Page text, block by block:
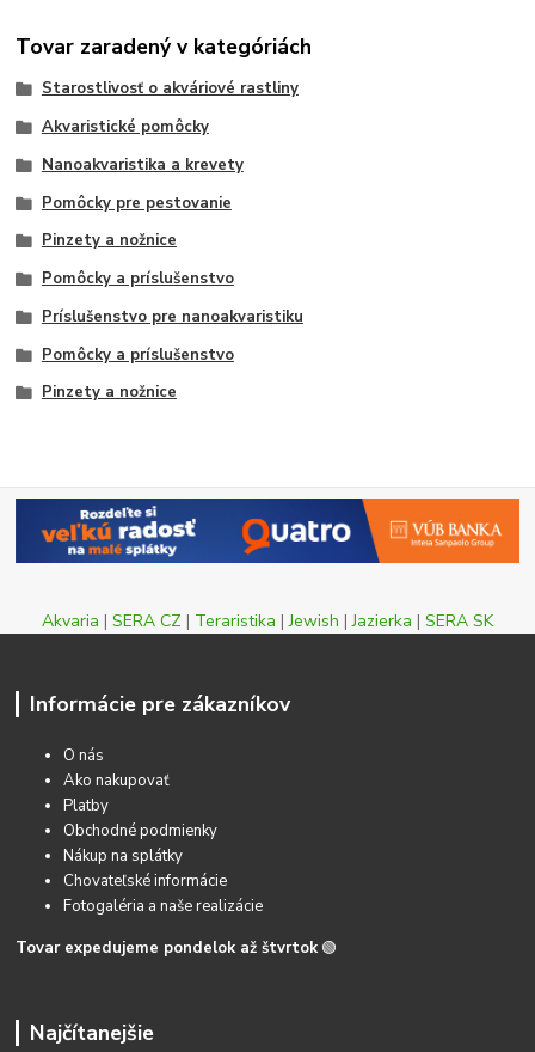
Tovar zaradený v kategóriách
Starostlivosť o akváriové rastliny
Akvaristické pomôcky
Nanoakvaristika a krevety
Pomôcky pre pestovanie
Pinzety a nožnice
Pomôcky a príslušenstvo
Príslušenstvo pre nanoakvaristiku
Pomôcky a príslušenstvo
Pinzety a nožnice
Akvaria | SERA CZ | Teraristika |Jewish |Jazierka | SERA SK
Informácie pre zákazníkov
O nás
Ako nakupovať
Platby
Obchodné podmienky
Nákup na splátky
Chovateľské informácie
Fotogaléria a naše realizácie
Tovar expedujeme pondelok až štvrtok 🟢
Najčítanejšie